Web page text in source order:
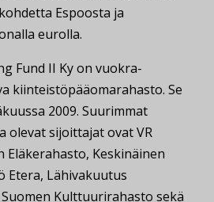
Espoosta ja
eurolla.
Fund II Ky on vuokra-
kiinteistöpääomarahasto. Se
2009. Suurimmat
olevat sijoittajat ovat VR
Eläkerahasto, Keskinäinen
Etera, Lähivakuutus
Kulttuurirahasto sekä